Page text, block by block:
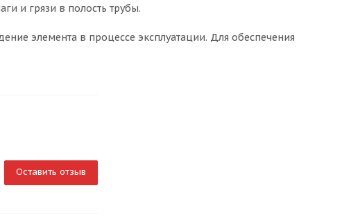
и грязи в полость трубы.
элемента в процессе эксплуатации. Для обеспечения
Оставить отзыв